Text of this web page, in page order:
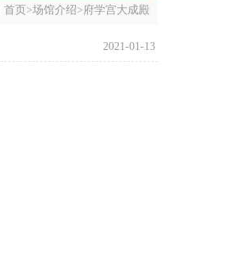
首页 >场馆介绍>府学宫大成殿
2021-01-13